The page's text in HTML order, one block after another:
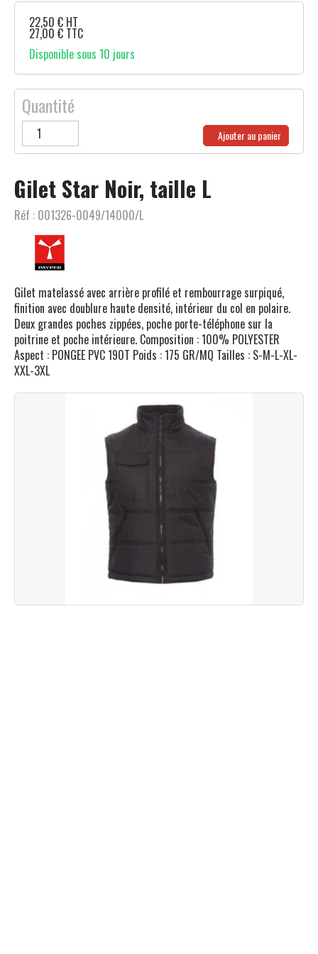
Gilet Star Noir, taille L
Réf : 001326-0049/14000/L
Gilet matelassé avec arrière profilé et rembourrage surpiqué,
finition avec doublure haute densité, intérieur du col en polaire.
Deux grandes poches zippées, poche porte-téléphone sur la
poitrine et poche intérieure. Composition : 100% POLYESTER
Aspect : PONGEE PVC 190T Poids : 175 GR/MQ Tailles : S-M-L-XL-
XXL-3XL
22,50 € HT
27,00 € TTC
Disponible sous 10 jours
Quantité
Ajouter au panier